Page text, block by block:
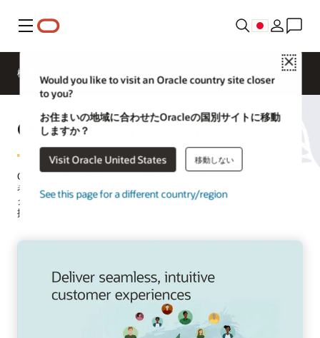
メニュー
Close
Would you like to visit an Oracle country site closer
to you?
お住まいの地域に合わせたOracleの国別サイトに移動
しますか？
Visit Oracle United States 移動しない
See this page for a different country/region
概要
Opower Electrification
OpowerはAI、非集計、および行動科学を利用することで、公益事業
者が顧客による電気自動車（EV）や電化製品の導入を推進し、ピー
ク時間帯以外の充電やアプライアンス使用を働きかけられるよう支
援を行います。